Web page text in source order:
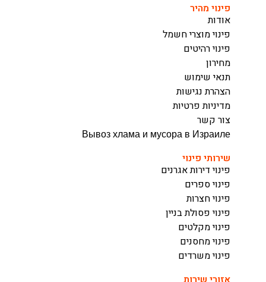
פינוי מהיר
אודות
פינוי מוצרי חשמל
פינוי רהיטים
מחירון
תנאי שימוש
הצהרת נגישות
מדיניות פרטיות
צור קשר
Вывоз хлама и мусора в Израиле
שירותי פינוי
פינוי דירות אגרנים
פינוי ספרים
פינוי חצרות
פינוי פסולת בניין
פינוי מקלטים
פינוי מחסנים
פינוי משרדים